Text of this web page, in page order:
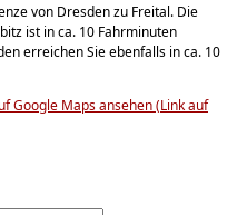
von Dresden zu Freital. Die
ist in ca. 10 Fahrminuten
erreichen Sie ebenfalls in ca. 10
Google Maps ansehen (Link auf